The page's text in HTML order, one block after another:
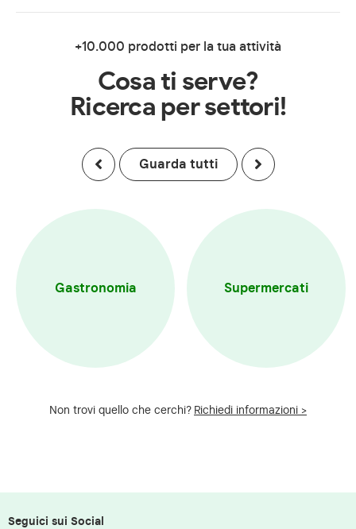
+10.000 prodotti per la tua attività
Cosa ti serve?
Ricerca per settori!
Guarda tutti
Gastronomia Supermercati
Non trovi quello che cerchi? Richiedi informazioni >
Seguici sui Social